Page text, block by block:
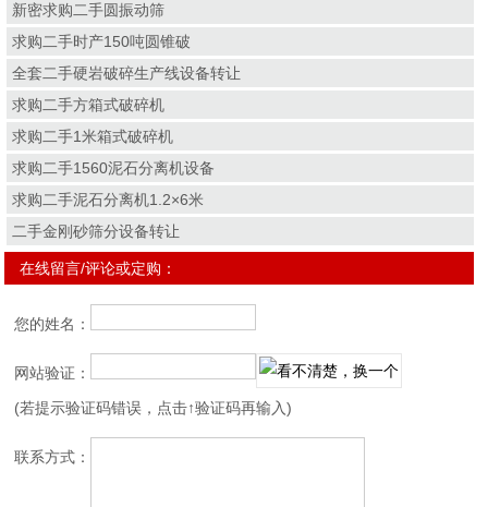
新密求购二手圆振动筛
求购二手时产150吨圆锥破
全套二手硬岩破碎生产线设备转让
求购二手方箱式破碎机
求购二手1米箱式破碎机
求购二手1560泥石分离机设备
求购二手泥石分离机1.2×6米
二手金刚砂筛分设备转让
在线留言/评论或定购：
您的姓名：
网站验证：
(若提示验证码错误，点击↑验证码再输入)
联系方式：